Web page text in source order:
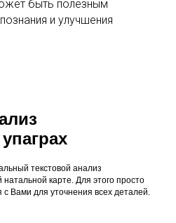
быть полезным
и улучшения
текстовой анализ
карте. Для этого просто
с Вами для уточнения всех деталей.